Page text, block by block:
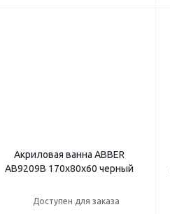
Акриловая ванна ABBER
AB9209B 170х80х60 черный
Доступен для заказа